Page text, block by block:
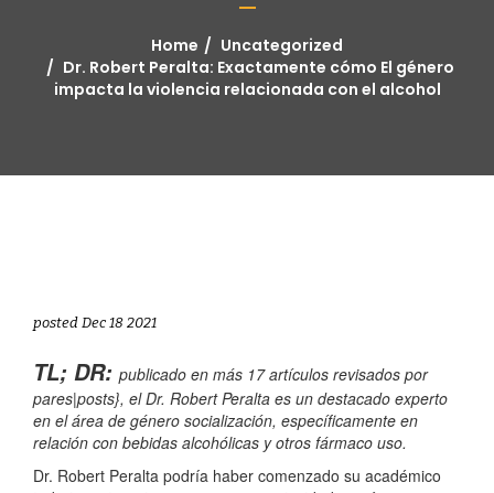
Home
Uncategorized
Dr. Robert Peralta: Exactamente cómo El género
impacta la violencia relacionada con el alcohol
posted Dec 18 2021
TL; DR: publicado en más 17 artículos revisados ​​por
pares|posts}, el Dr. Robert Peralta es un destacado experto
en el área de género socialización, específicamente en
relación con bebidas alcohólicas y otros fármaco uso.
Dr. Robert Peralta podría haber comenzado su académico